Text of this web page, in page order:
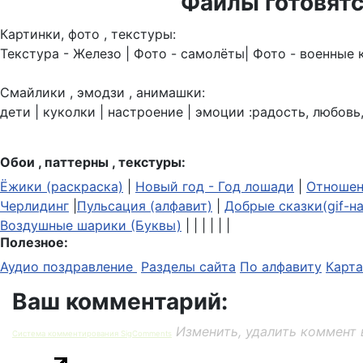
Картинки, фото , текстуры:
Текстура - Железо | Фото - самолёты| Фото - военные
Смайлики , эмодзи , анимашки:
дети | куколки | настроение | эмоции :радость,
Обои , паттерны , текстуры:
Ёжики (раскраска)
Новый год - Год лошади
Черлидинг Пульсация (алфавит) Добрые сказки(gif-
Воздушные шарики (Буквы)
Полезное:
Аудио поздравление Разделы сайта По алфавиту
Ваш комментарий:
Система комментирования SigComments Изменить, удалить